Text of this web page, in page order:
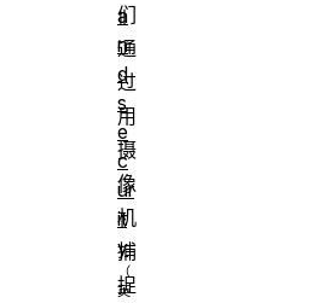
们
通
过
用
摄
像
机
捕
捉
a
n
d
s
e
c
ur
it
y